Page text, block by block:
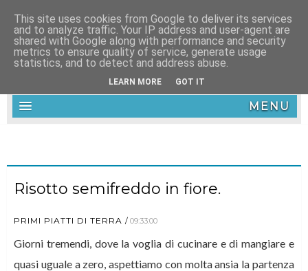
MENU
Risotto semifreddo in fiore.
PRIMI PIATTI DI TERRA 09:33:00
Giorni tremendi, dove la voglia di cucinare e di mangiare e
quasi uguale a zero, aspettiamo con molta ansia la partenza
This site uses cookies from Google to deliver its services
and to analyze traffic. Your IP address and user-agent are
shared with Google along with performance and security
metrics to ensure quality of service, generate usage
statistics, and to detect and address abuse.
LEARN MORE GOT IT